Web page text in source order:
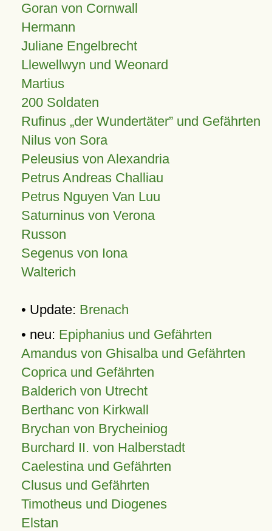
Goran von Cornwall
Hermann
Juliane Engelbrecht
Llewellwyn und Weonard
Martius
200 Soldaten
Rufinus „der Wundertäter” und Gefährten
Nilus von Sora
Peleusius von Alexandria
Petrus Andreas Challiau
Petrus Nguyen Van Luu
Saturninus von Verona
Russon
Segenus von Iona
Walterich
• Update: Brenach
• neu: Epiphanius und Gefährten
Amandus von Ghisalba und Gefährten
Coprica und Gefährten
Balderich von Utrecht
Berthanc von Kirkwall
Brychan von Brycheiniog
Burchard II. von Halberstadt
Caelestina und Gefährten
Clusus und Gefährten
Timotheus und Diogenes
Elstan